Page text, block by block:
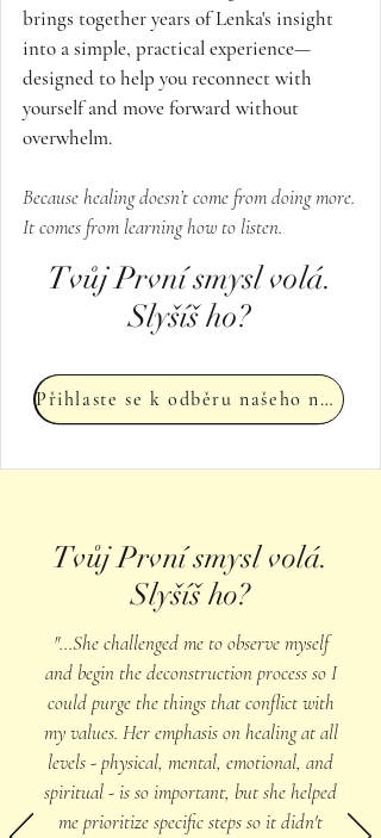
brings together years of Lenka's insight
into a simple, practical experience—
designed to help you reconnect with
yourself and move forward without
overwhelm.
Because healing doesn’t come from doing more.
It comes from learning how to listen.
Tvůj První smysl volá.
Slyšíš ho?
Přihlaste se k odběru našeho newsletteru
Tvůj První smysl volá.
Slyšíš ho?
"...She challenged me to observe myself
and begin the deconstruction process so I
could purge the things that conflict with
my values. Her emphasis on healing at all
levels - physical, mental, emotional, and
spiritual - is so important, but she helped
me prioritize specific steps so it didn't